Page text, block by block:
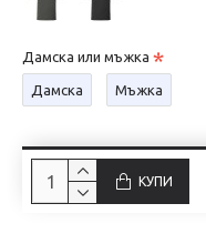
Дамска или мъжка
Дамска Мъжка
КУПИ